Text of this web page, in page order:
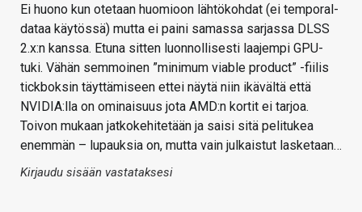
Ei huono kun otetaan huomioon lähtökohdat (ei temporal-
dataa käytössä) mutta ei paini samassa sarjassa DLSS
2.x:n kanssa. Etuna sitten luonnollisesti laajempi GPU-
tuki. Vähän semmoinen ”minimum viable product” -fiilis
tickboksin täyttämiseen ettei näytä niin ikävältä että
NVIDIA:lla on ominaisuus jota AMD:n kortit ei tarjoa.
Toivon mukaan jatkokehitetään ja saisi sitä pelitukea
enemmän – lupauksia on, mutta vain julkaistut lasketaan…
Kirjaudu sisään vastataksesi